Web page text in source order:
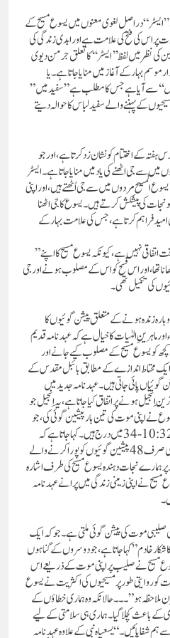
”ایسٹر “دراصل لغوی معنوں میں یسوع مسیح کے
اس کی فتح کی علامت ہے اور ابدی زندگی کی
کی نظر میں لفظ ’’ایسٹر‘‘ کا تعلق جرمن دیوی
بہار کے آغاز میں منایا جاتاہے۔ یا
‘‘ سے آیا ہے جس کا مطلب ہے ”سفید میں”
کے پہننے والے سفید لباس کا حوالہ دیتے
ہفتہ کے اختتام کو نشان زد کرتا ہے، اورجو
سے جی اٹھنے کی یاد میں منایاجاتاہے۔ ایسٹر
المسیح مردوں میں سے جی اُٹھتے ہیں ، اوراپنی
کی پیشکش کرتے ہیں۔ یسوع کا جی اٹھنا
امید فراہم کرتا ہے، جس کی علامت بہار کے
”فسح “کی یہودی تعطیل کے ارد گرد ایسٹر کا وقت اتفاقی نہیں ہے، کیونکہ یسوع مسیح کا اپنے
تھا، اور اس فسح کو اس کے مصلوب ہونے اور جی
کی تکمیل تھی۔
زندہ ہونے کے متعلق پیشن گوئیوں کا
الہٰیات کا خیال ہے کہ عہد نامہ قدیم
کو یسوع مسیح کے مصلوب کیے جانے اور
ایک محتاط اندازے کے مطابق بائبل مقدس کے
پائی جاتی ہیں۔ عہد نامہ جدید میں
اِنجیل ہونے پر اتفاق کیا جاتا ہے، یہ اِنجیل جو
نے اپنی موت کی تین بار پیشین گوئی کی، جو
مرقس 8:31-33، 9:30-32 اور 10:32-34 میں درج ہیں۔ کہا جاتا ہے کہ
ریاضی دان پیٹر سٹونر نے پرانے عہد نامہ کی صرف 48 پیشین گوئیوں کو پورا کرنے والے
پر ہمارے نجات دہندہ یسوع مسیح کی طرف اشارہ
نے اپنی زمینی زندگی میں پرانے عہد نامہ
میں( 5:53)یسوع کی صلیبی موت کی پیشن گوئی ملتی ہے۔جو کہ ایک
خادم” کہا جاتا ہے، جو دوسروں کے گناہوں
مسیح نے صلیب پر اپنی موت کے ذریعے اس
کو پورا کیا۔ یسعیاہ 5:53 کی آیت کو روایتی طور پر مسیحیوں کی اکثریت نے یسوع
ملاحظہ ہو”۔۔۔حالانکہ وہ ہماری خطاؤں کے
کے باعث کچلا گیا۔ہماری ہی سلامتی کے لیے
شفا پائیں۔“یسعیاہ نبی کے علاوہ عہدِ نامہ